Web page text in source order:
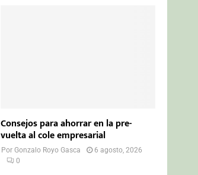
Consejos para ahorrar en la pre-
vuelta al cole empresarial
PorGonzalo Royo Gasca
6 agosto, 2026
0